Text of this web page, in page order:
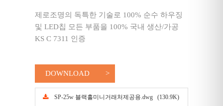
제로조명의 독특한 기술로 100% 순수 하우징
및 LED칩 모든 부품을 100% 국내 생산/가공
KS C 7311 인증
DOWNLOAD
SP-25w 블랙홀미니거래처제공용.dwg (130.9K)